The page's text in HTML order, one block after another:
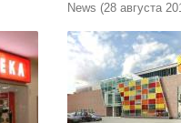
News (28 августа